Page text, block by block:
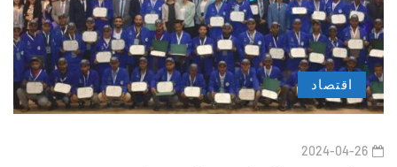
اقتصاد
2024-04-26